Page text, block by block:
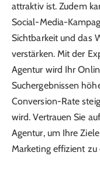
attraktiv ist. Zudem
Social-Media-
Sichtbarkeit und das
verstärken. Mit der
Agentur wird Ihr
Suchergebnissen
Conversion-Rate
wird. Vertrauen Sie
Agentur, um Ihre
Marketing effizient zu